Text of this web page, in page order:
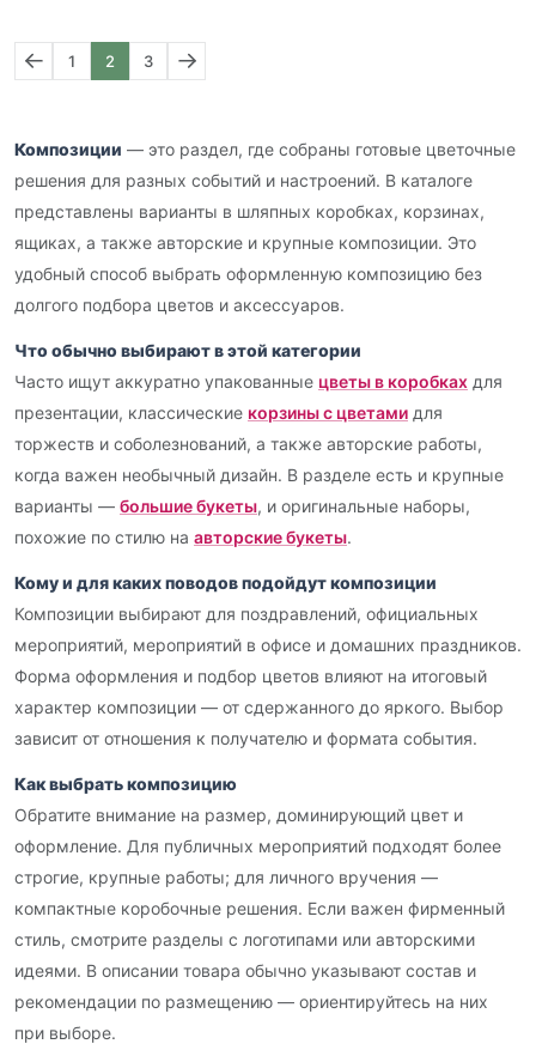
1 2 3
Композиции — это раздел, где собраны готовые цветочные
решения для разных событий и настроений. В каталоге
представлены варианты в шляпных коробках, корзинах,
ящиках, а также авторские и крупные композиции. Это
удобный способ выбрать оформленную композицию без
долгого подбора цветов и аксессуаров.
Что обычно выбирают в этой категории
Часто ищут аккуратно упакованные цветы в коробках для
презентации, классические корзины с цветами для
торжеств и соболезнований, а также авторские работы,
когда важен необычный дизайн. В разделе есть и крупные
варианты — большие букеты, и оригинальные наборы,
похожие по стилю на авторские букеты.
Кому и для каких поводов подойдут композиции
Композиции выбирают для поздравлений, официальных
мероприятий, мероприятий в офисе и домашних праздников.
Форма оформления и подбор цветов влияют на итоговый
характер композиции — от сдержанного до яркого. Выбор
зависит от отношения к получателю и формата события.
Как выбрать композицию
Обратите внимание на размер, доминирующий цвет и
оформление. Для публичных мероприятий подходят более
строгие, крупные работы; для личного вручения —
компактные коробочные решения. Если важен фирменный
стиль, смотрите разделы с логотипами или авторскими
идеями. В описании товара обычно указывают состав и
рекомендации по размещению — ориентируйтесь на них
при выборе.